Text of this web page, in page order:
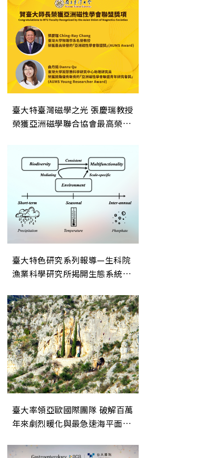
臺大特臺灣磁學之光 張慶瑞教授
榮獲亞洲磁學聯合協會最高榮譽
生態系統穩定性的關鍵機制
臺大特色研究系列報導—生科院
漁業科學研究所揭開生態系統穩
臺大率領亞歐國際團隊 破解百萬
年來劇烈暖化與最急速海平面上